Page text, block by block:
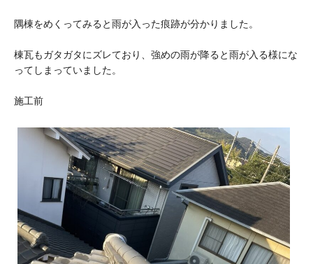
隅棟をめくってみると雨が入った痕跡が分かりました。
棟瓦もガタガタにズレており、強めの雨が降ると雨が入る様にな
ってしまっていました。
施工前